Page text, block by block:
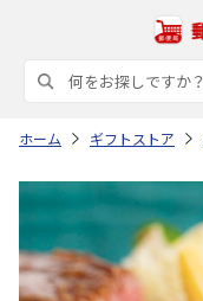
ホーム ギフトストア